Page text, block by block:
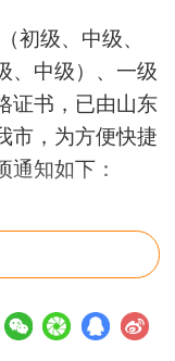
初级、中级、
、中级）、一级
证书，已由山东
市，为方便快捷
通知如下：
请证书邮寄。
jis-